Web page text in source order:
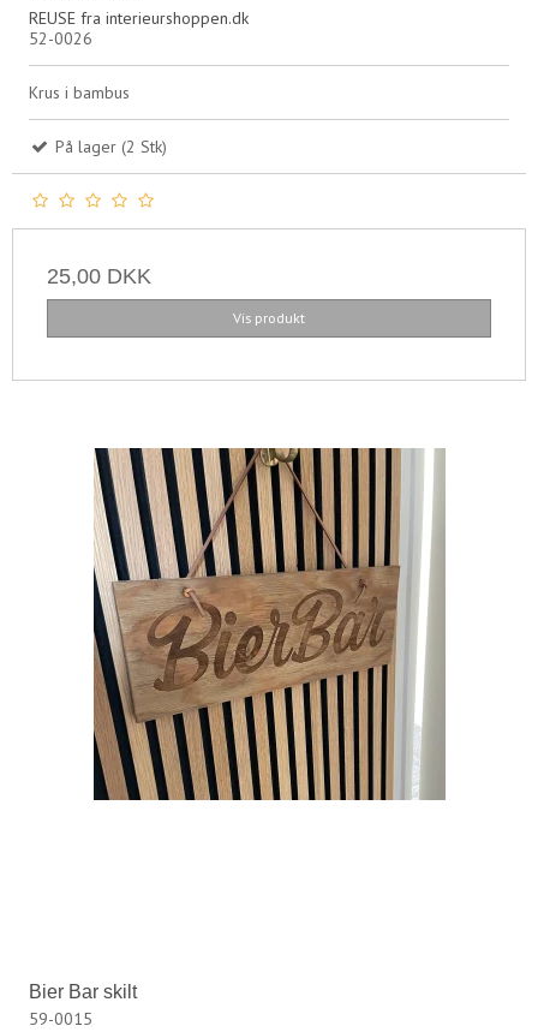
REUSE fra interieurshoppen.dk
52-0026
Krus i bambus
På lager (2 Stk)
25,00 DKK
Vis produkt
Bier Bar skilt
59-0015